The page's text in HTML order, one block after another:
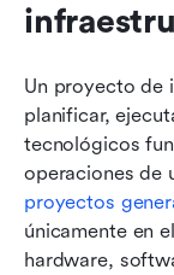
Un proyecto de
planificar,
tecnológicos
proyectos
únicamente en
hardware,